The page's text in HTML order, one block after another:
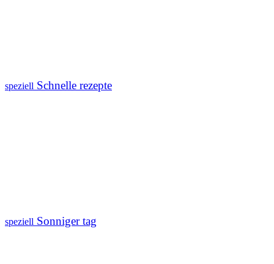
speziell Schnelle rezepte
speziell Sonniger tag